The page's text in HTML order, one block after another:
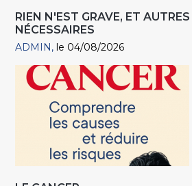
RIEN N'EST GRAVE, ET
NÉCESSAIRES
ADMIN le 04/08/2026